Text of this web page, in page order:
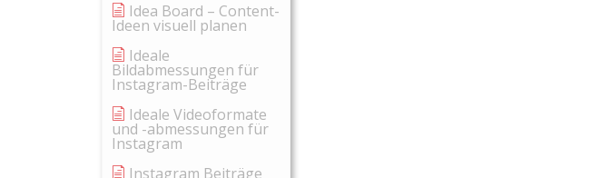
Idea Board – Content-
Ideen visuell planen
Ideale
Bildabmessungen für
Instagram-Beiträge
Ideale Videoformate
und -abmessungen für
Instagram
Instagram Beiträge